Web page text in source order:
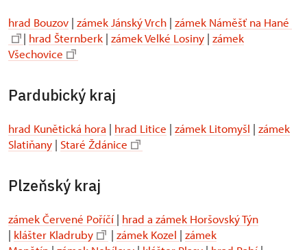
hrad Bouzov | zámek Jánský Vrch | zámek Náměšť na Hané
| hrad Šternberk | zámek Velké Losiny | zámek
Všechovice
Pardubický kraj
hrad Kunětická hora | hrad Litice | zámek Litomyšl | zámek
Slatiňany | Staré Ždánice
Plzeňský kraj
zámek Červené Poříčí | hrad a zámek Horšovský Týn
| klášter Kladruby | zámek Kozel | zámek